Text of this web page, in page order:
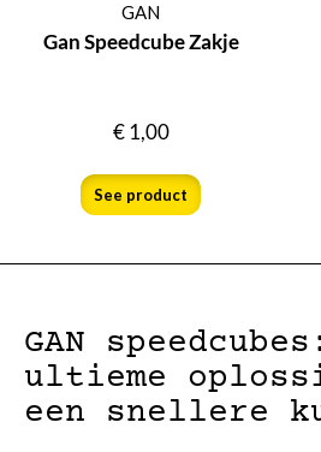
GAN
Gan Speedcube Zakje
€1,00
See product
GAN
ultieme
een snellere